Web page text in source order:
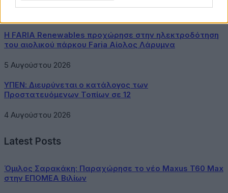
Η FARIA Renewables προχώρησε στην ηλεκτροδότηση
του αιολικού πάρκου Faria Αίολος Λάρυμνα
5 Αυγούστου 2026
ΥΠΕΝ: Διευρύνεται ο κατάλογος των
Προστατευόμενων Τοπίων σε 12
4 Αυγούστου 2026
Latest Posts
Όμιλος Σαρακάκη: Παραχώρησε το νέο Maxus T60 Max
στην ΕΠΟΜΕΑ Βιλίων